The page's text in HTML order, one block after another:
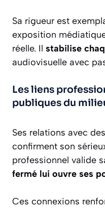
Sa rigueur est
exposition
réelle. Il stabilise
audiovisuelle avec
Les liens
publiques du
Ses relations avec
confirment son
professionnel valide
fermé lui ouvre ses
Ces connexions